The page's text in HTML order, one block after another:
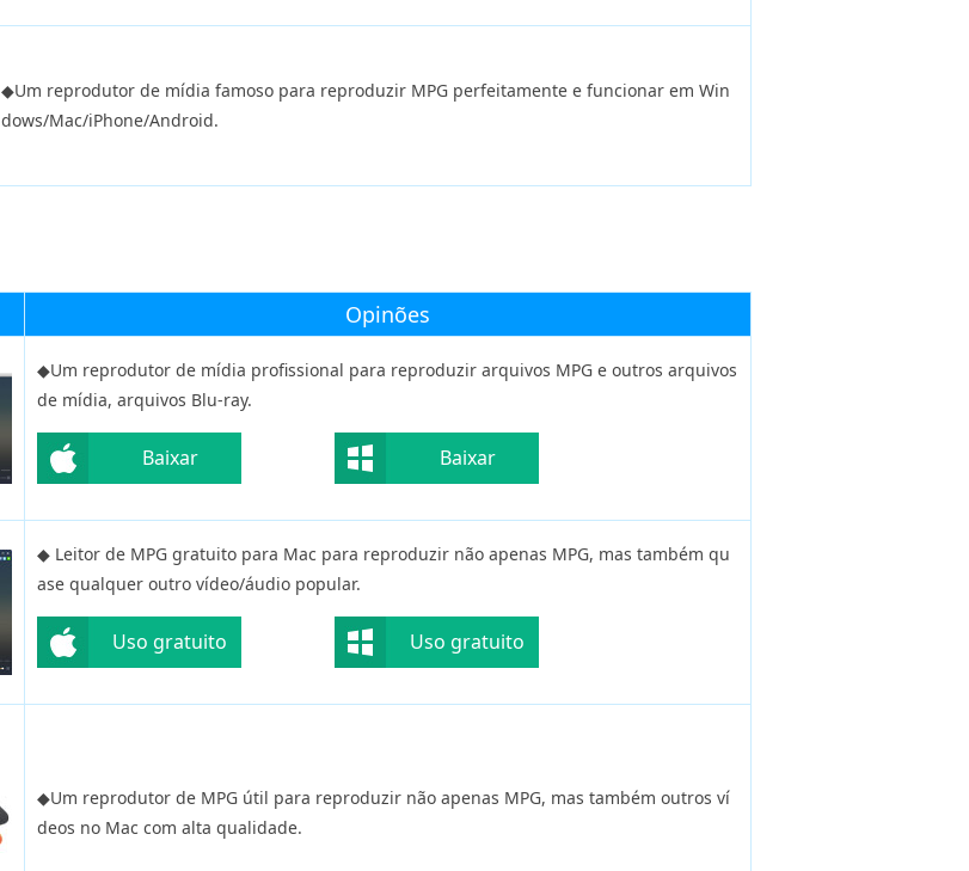
◆Um reprodutor de mídia famoso para reproduzir MPG perfeitamente e funcionar em Win
dows/Mac/iPhone/Android.
Opinões
◆Um reprodutor de mídia profissional para reproduzir arquivos MPG e outros arquivos
de mídia, arquivos Blu-ray.
Baixar Baixar
◆ Leitor de MPG gratuito para Mac para reproduzir não apenas MPG, mas também qu
ase qualquer outro vídeo/áudio popular.
Uso gratuito Uso gratuito
◆Um reprodutor de MPG útil para reproduzir não apenas MPG, mas também outros ví
deos no Mac com alta qualidade.